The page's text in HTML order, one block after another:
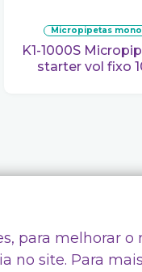
micropipetas
K1-1000S Micropipeta olen
starter vol fixo
de Ética e Conduta
de Denúncias
para melhorar
site. Para